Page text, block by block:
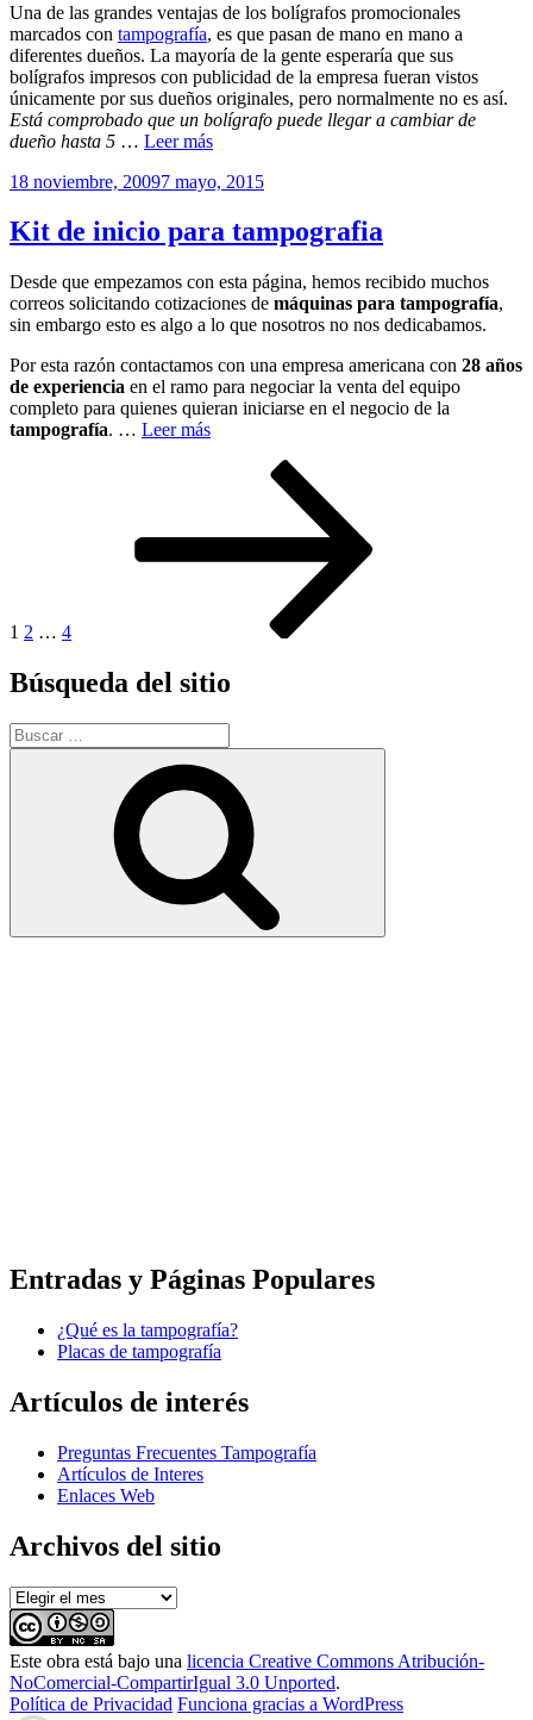
Una de las grandes ventajas de los bolígrafos promocionales
marcados con tampografía, es que pasan de mano en mano a
diferentes dueños. La mayoría de la gente esperaría que sus
bolígrafos impresos con publicidad de la empresa fueran vistos
únicamente por sus dueños originales, pero normalmente no es así.
Está comprobado que un bolígrafo puede llegar a cambiar de
dueño hasta 5 … Leer más
Publicado
18 noviembre, 20097 mayo, 2015
Kit de inicio para tampografia
Desde que empezamos con esta página, hemos recibido muchos
correos solicitando cotizaciones de máquinas para tampografía,
sin embargo esto es algo a lo que nosotros no nos dedicabamos.
Por esta razón contactamos con una empresa americana con 28 años
de experiencia en el ramo para negociar la venta del equipo
completo para quienes quieran iniciarse en el negocio de la
tampografía. … Leer más
1 2 … 4
Búsqueda del sitio
Buscar
por:
Entradas y Páginas Populares
¿Qué es la tampografía?
Placas de tampografía
Artículos de interés
Preguntas Frecuentes Tampografía
Artículos de Interes
Enlaces Web
Archivos del sitio
Archivos
del
sitio
Este obra está bajo una licencia Creative Commons Atribución-
NoComercial-CompartirIgual 3.0 Unported.
Política de Privacidad Funciona gracias a WordPress